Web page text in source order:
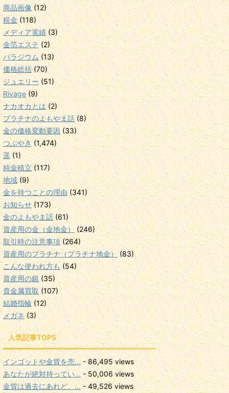
商品画像 (12)
税金 (118)
メディア実績 (3)
金箔エステ (2)
パラジウム (13)
価格総括 (70)
ジュエリー (51)
Rivage (9)
ナカオカとは(2)
プラチナのよもやま話 (8)
金の価格変動要因 (33)
つぶやき (1,474)
遥 (1)
純金積立 (117)
地域 (9)
金を持つことの理由 (341)
お知らせ (173)
金のよもやま話(61)
資産用の金（金地金）
(246)
取引時の注意事項 (264)
資産用のプラチナ（プラチナ地金）
(83)
こんな使われ方も (54)
資産用の銀 (35)
貴金属買取 (107)
結婚指輪 (12)
メガネ (3)
人気記事TOP5
インゴットや金貨を売... - 86,495 views
あなたが絶対持ってい... - 50,006 views
金貨は過去にあれど、... - 49,526 views